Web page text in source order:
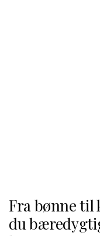
Fra bønne til
du